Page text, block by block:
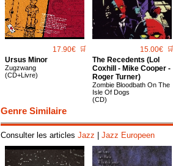
17.90€ 🛒
Ursus Minor
Zugzwang
(CD+Livre)
15.00€ 🛒
The Recedents (Lol
Coxhill - Mike Cooper -
Roger Turner)
Zombie Bloodbath On The
Isle Of Dogs
(CD)
Genre Similaire
Consulter les articles Jazz Jazz Europeen